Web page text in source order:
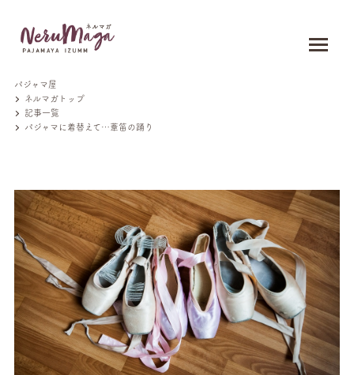
パジャマ屋
ネルマガトップ
記事一覧
パジャマに着替えて…葦笛の踊り